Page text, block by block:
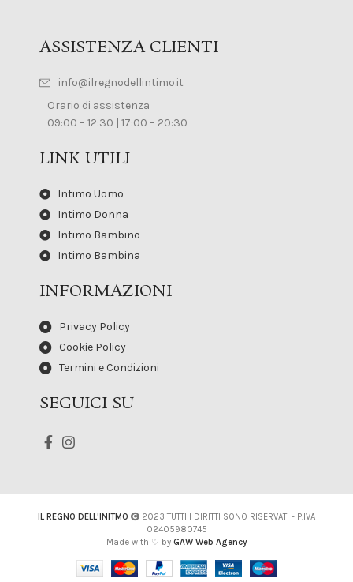
ASSISTENZA CLIENTI
info@ilregnodellintimo.it
Orario di assistenza
09:00 – 12:30 | 17:00 – 20:30
LINK UTILI
Intimo Uomo
Intimo Donna
Intimo Bambino
Intimo Bambina
INFORMAZIONI
Privacy Policy
Cookie Policy
Termini e Condizioni
SEGUICI SU
IL REGNO DELL'INITMO
2023 TUTTI I DIRITTI SONO RISERVATI - P.IVA
02405980745
Made with ♡ by GAW Web Agency